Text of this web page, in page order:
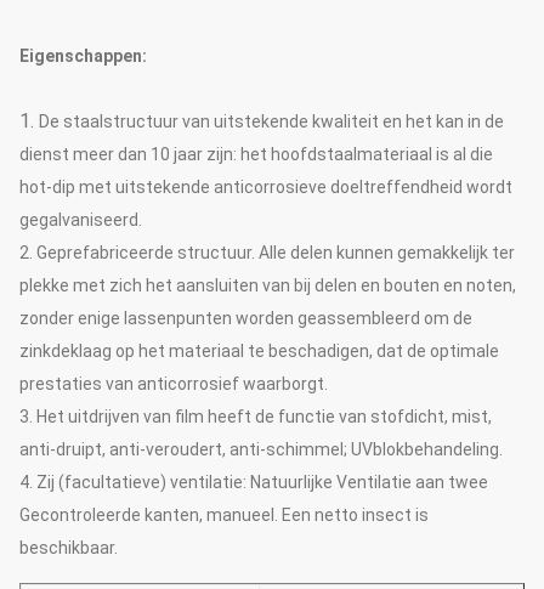
Eigenschappen:
1. De staalstructuur van uitstekende kwaliteit en het kan in de
dienst meer dan 10 jaar zijn: het hoofdstaalmateriaal is al die
hot-dip met uitstekende anticorrosieve doeltreffendheid wordt
gegalvaniseerd.
2. Geprefabriceerde structuur. Alle delen kunnen gemakkelijk ter
plekke met zich het aansluiten van bij delen en bouten en noten,
zonder enige lassenpunten worden geassembleerd om de
zinkdeklaag op het materiaal te beschadigen, dat de optimale
prestaties van anticorrosief waarborgt.
3. Het uitdrijven van film heeft de functie van stofdicht, mist,
anti-druipt, anti-veroudert, anti-schimmel; UVblokbehandeling.
4. Zij (facultatieve) ventilatie: Natuurlijke Ventilatie aan twee
Gecontroleerde kanten, manueel. Een netto insect is
beschikbaar.